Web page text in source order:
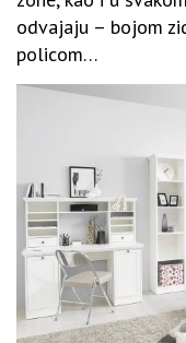
odvajaju – bojom
policom…